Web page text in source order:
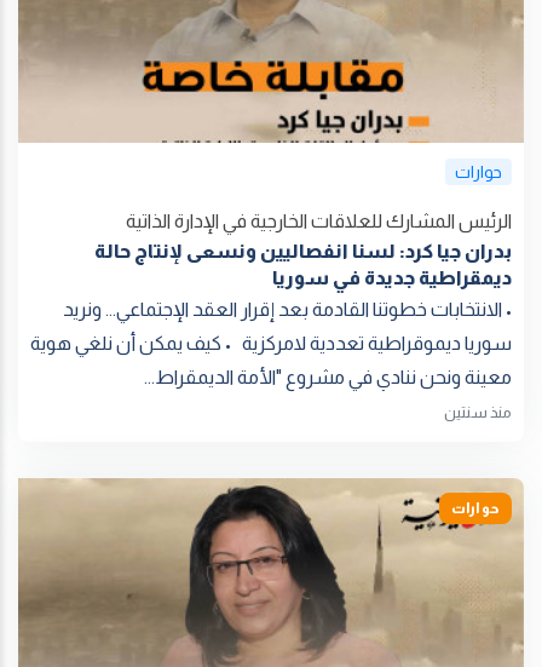
حوارات
الرئيس المشارك للعلاقات الخارجية في الإدارة الذاتية
بدران جيا كرد: لسنا انفصاليين ونسعى لإنتاج حالة
ديمقراطية جديدة في سوريا
• الانتخابات خطوتنا القادمة بعد إقرار العقد الإجتماعي... ونريد
سوريا ديموقراطية تعددية لامركزية • كيف يمكن أن نلغي هوية
معينة ونحن ننادي في مشروع "الأمة الديمقراط...
منذ سنتين
حوارات